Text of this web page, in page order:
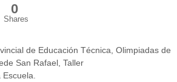
0
Shares
de Educación Técnica Olimpiadas de
San Rafael Taller